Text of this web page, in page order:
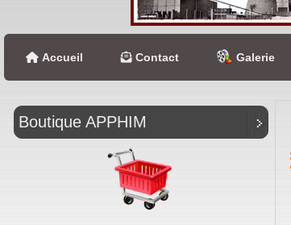
Accueil Contact Galerie
Boutique APPHIM